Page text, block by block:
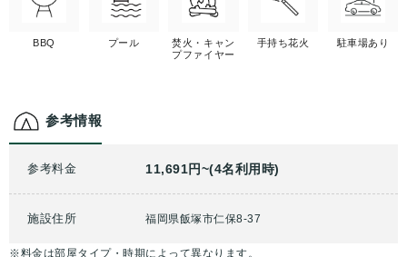
BBQ プール
焚火・キャン
プファイヤー
手持ち花火 駐車場あり
参考情報
参考料金 11,691円~(4名利用時)
施設住所 福岡県飯塚市仁保8-37
※料金は部屋タイプ・時期によって異なります。